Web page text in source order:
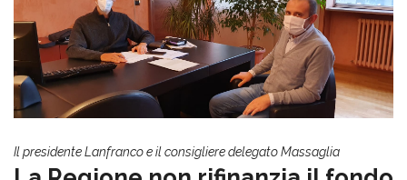
Il presidente Lanfranco e il consigliere delegato Massaglia